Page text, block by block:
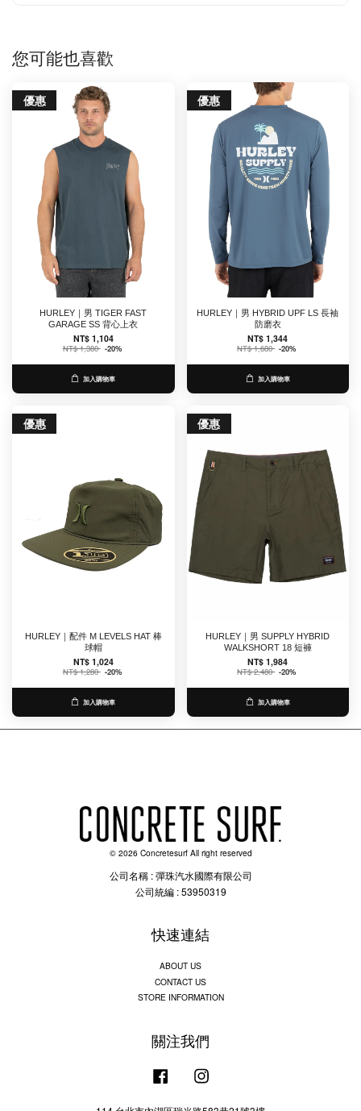
您可能也喜歡
優惠
HURLEY｜男 TIGER FAST
GARAGE SS 背心上衣
NT$ 1,104
NT$ 1,380 -20%
加入購物車
優惠
HURLEY｜男 HYBRID UPF LS 長袖
防磨衣
NT$ 1,344
NT$ 1,680 -20%
加入購物車
優惠
HURLEY｜配件 M LEVELS HAT 棒
球帽
NT$ 1,024
NT$ 1,280 -20%
加入購物車
優惠
HURLEY｜男 SUPPLY HYBRID
WALKSHORT 18 短褲
NT$ 1,984
NT$ 2,480 -20%
加入購物車
© 2026 Concretesurf All right reserved
公司名稱 : 彈珠汽水國際有限公司
公司統編 : 53950319
快速連結
ABOUT US
CONTACT US
STORE INFORMATION
關注我們
Facebook